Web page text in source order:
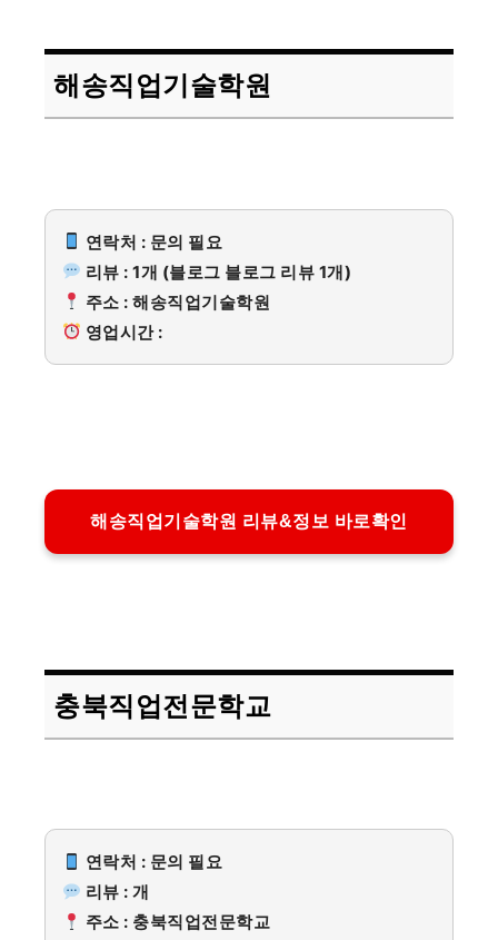
해송직업기술학원
연락처 : 문의 필요
리뷰 : 1개 (블로그 블로그 리뷰 1개)
주소 : 해송직업기술학원
영업시간 :
해송직업기술학원 리뷰&정보 바로확인
충북직업전문학교
연락처 : 문의 필요
리뷰 : 개
주소 : 충북직업전문학교